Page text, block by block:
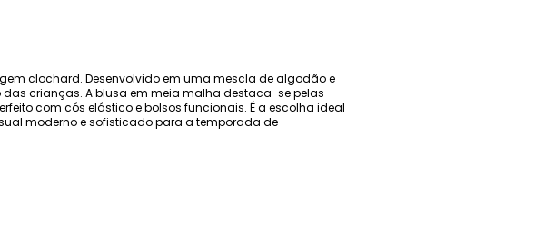
clochard. Desenvolvido em uma mescla de algodão e
crianças. A blusa em meia malha destaca-se pelas
com cós elástico e bolsos funcionais. É a escolha ideal
moderno e sofisticado para a temporada de